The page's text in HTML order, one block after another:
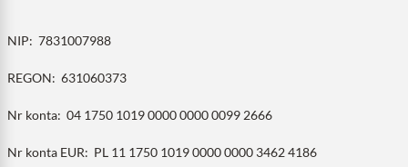
NIP: 7831007988
REGON: 631060373
Nr konta: 04 1750 1019 0000 0000 0099 2666
Nr konta EUR: PL 11 1750 1019 0000 0000 3462 4186